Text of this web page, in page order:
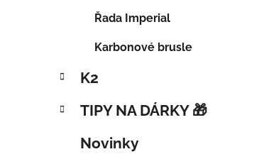
Řada Imperial
Karbonové brusle
K2
TIPY NA DÁRKY 🎁
Novinky